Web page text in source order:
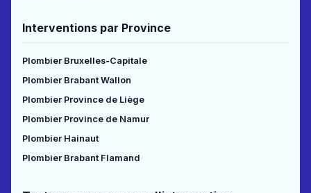
Interventions par Province
Plombier Bruxelles-Capitale
Plombier Brabant Wallon
Plombier Province de Liège
Plombier Province de Namur
Plombier Hainaut
Plombier Brabant Flamand